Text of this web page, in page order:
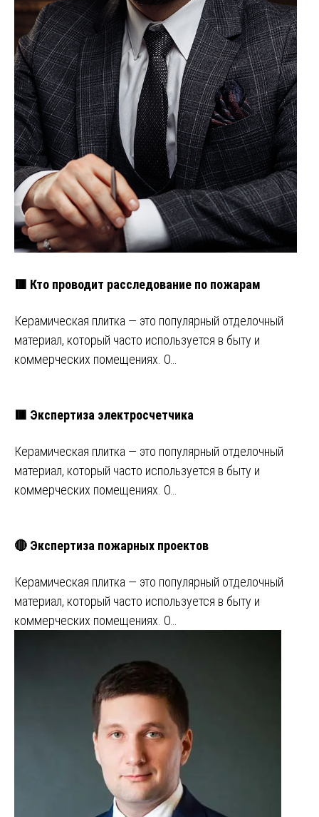
🟥 Кто проводит расследование по пожарам
Керамическая плитка — это популярный отделочный
материал, который часто используется в быту и
коммерческих помещениях. О…
🟥 Экспертиза электросчетчика
Керамическая плитка — это популярный отделочный
материал, который часто используется в быту и
коммерческих помещениях. О…
🔴 Экспертиза пожарных проектов
Керамическая плитка — это популярный отделочный
материал, который часто используется в быту и
коммерческих помещениях. О…